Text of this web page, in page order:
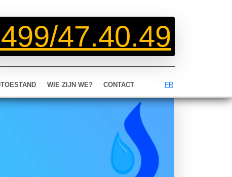
47.40.49
WIE ZIJN WE? CONTACT FR